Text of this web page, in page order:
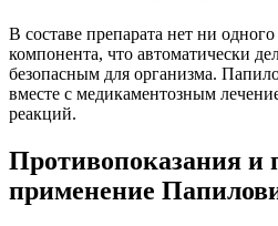
В составе препарата нет ни
компонента, что автоматически
безопасным для организма.
вместе с медикаментозным
реакций.
Противопоказания и
применение